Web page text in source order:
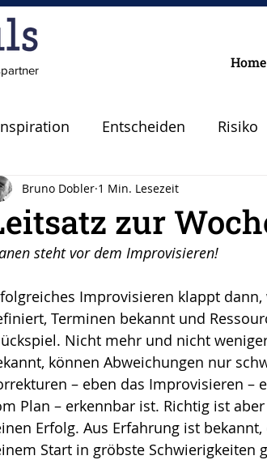
Home
Entscheiden Risiko
Fachkräfte Chancen
Fehler Planen Vorbereiten
Freude Abheben
Keynote Risiko
zur
Bruno Dobler 1 Min. Lesezeit
steht vor dem Improvisieren!
Improvisieren klappt
Terminen bekannt und
Nicht mehr und nicht
können Abweichungen nur
– eben das Improvisieren –
Plan – erkennbar ist. Richtig ist
Erfolg. Aus Erfahrung ist
Start in gröbste